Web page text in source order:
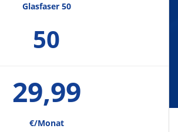
Glasfaser 50
50
29,99
€/Monat